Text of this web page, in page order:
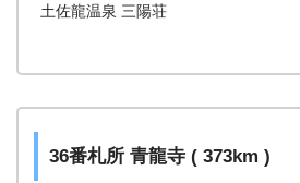
土佐龍温泉 三陽荘
36番札所 青龍寺 ( 373km )